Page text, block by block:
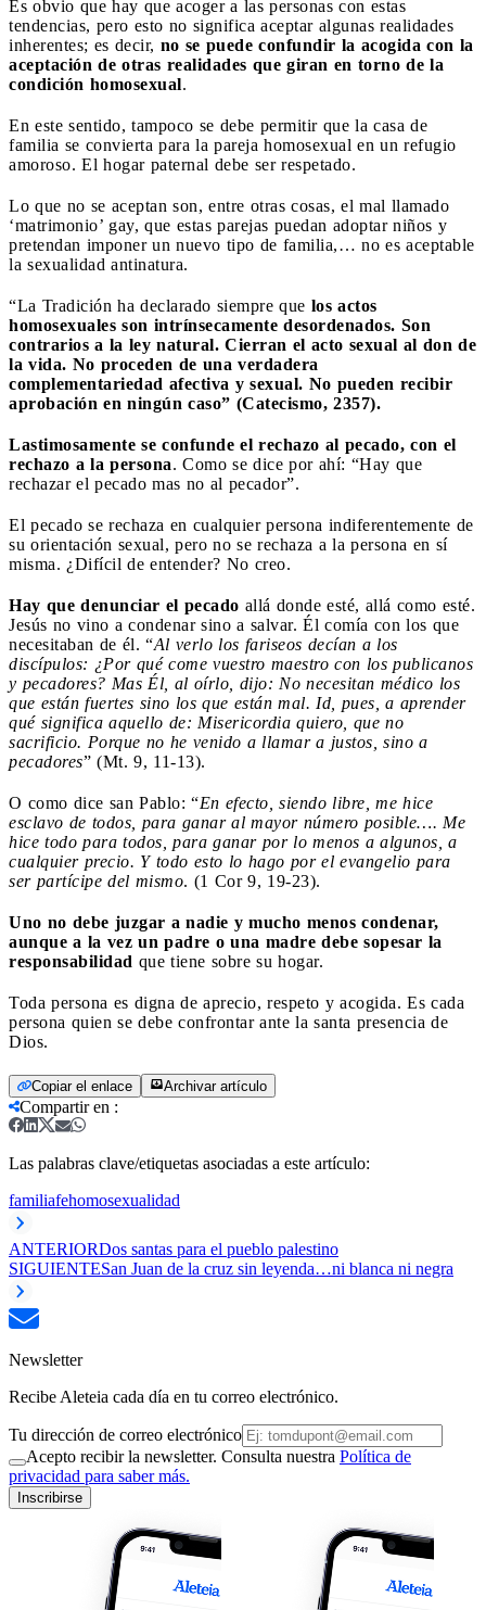
Es obvio que hay que acoger a las personas con estas
tendencias, pero esto no significa aceptar algunas realidades
inherentes; es decir, no se puede confundir la acogida con la
aceptación de otras realidades que giran en torno de la
condición homosexual.
En este sentido, tampoco se debe permitir que la casa de
familia se convierta para la pareja homosexual en un refugio
amoroso. El hogar paternal debe ser respetado.
Lo que no se aceptan son, entre otras cosas, el mal llamado
‘matrimonio’ gay, que estas parejas puedan adoptar niños y
pretendan imponer un nuevo tipo de familia,… no es aceptable
la sexualidad antinatura.
“La Tradición ha declarado siempre que los actos
homosexuales son intrínsecamente desordenados. Son
contrarios a la ley natural. Cierran el acto sexual al don de
la vida. No proceden de una verdadera
complementariedad afectiva y sexual. No pueden recibir
aprobación en ningún caso” (Catecismo, 2357).
Lastimosamente se confunde el rechazo al pecado, con el
rechazo a la persona. Como se dice por ahí: “Hay que
rechazar el pecado mas no al pecador”.
El pecado se rechaza en cualquier persona indiferentemente de
su orientación sexual, pero no se rechaza a la persona en sí
misma. ¿Difícil de entender? No creo.
Hay que denunciar el pecado allá donde esté, allá como esté.
Jesús no vino a condenar sino a salvar. Él comía con los que
necesitaban de él. “Al verlo los fariseos decían a los
discípulos: ¿Por qué come vuestro maestro con los publicanos
y pecadores? Mas Él, al oírlo, dijo: No necesitan médico los
que están fuertes sino los que están mal. Id, pues, a aprender
qué significa aquello de: Misericordia quiero, que no
sacrificio. Porque no he venido a llamar a justos, sino a
pecadores” (Mt. 9, 11-13).
O como dice san Pablo: “En efecto, siendo libre, me hice
esclavo de todos, para ganar al mayor número posible…. Me
hice todo para todos, para ganar por lo menos a algunos, a
cualquier precio. Y todo esto lo hago por el evangelio para
ser partícipe del mismo. (1 Cor 9, 19-23).
Uno no debe juzgar a nadie y mucho menos condenar,
aunque a la vez un padre o una madre debe sopesar la
responsabilidad que tiene sobre su hogar.
Toda persona es digna de aprecio, respeto y acogida. Es cada
persona quien se debe confrontar ante la santa presencia de
Dios.
Copiar el enlace Archivar artículo
Compartir en :
Las palabras clave/etiquetas asociadas a este artículo:
familiafehomosexualidad
ANTERIORDos santas para el pueblo palestino
SIGUIENTESan Juan de la cruz sin leyenda…ni blanca ni negra
Newsletter
Recibe Aleteia cada día en tu correo electrónico.
Tu dirección de correo electrónico
Acepto recibir la newsletter. Consulta nuestra Política de
privacidad para saber más.
Inscribirse